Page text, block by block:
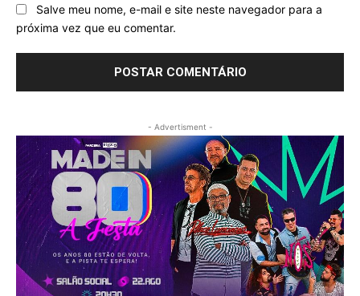
Salve meu nome, e-mail e site neste navegador para a
próxima vez que eu comentar.
- Advertisment -